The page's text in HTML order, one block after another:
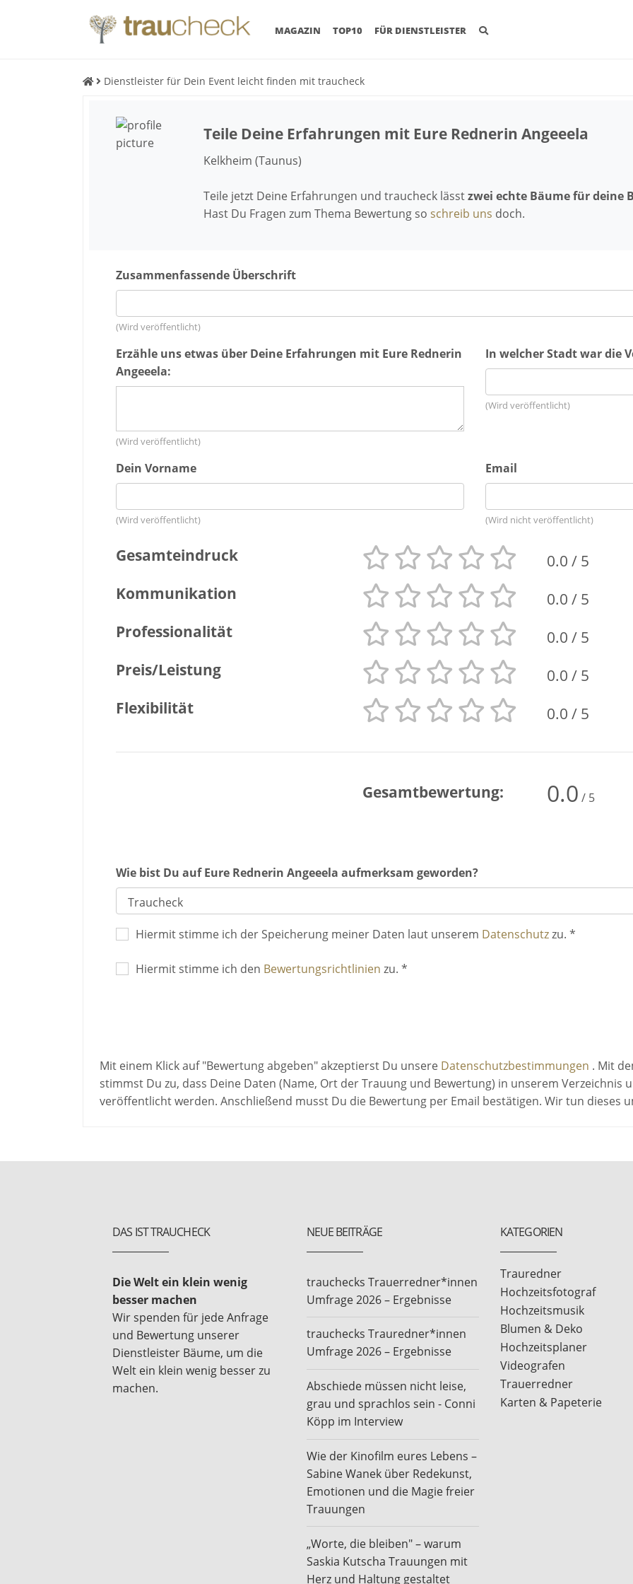
MAGAZIN (CURRENT)
TOP10 FÜR DIENSTLEISTER
Dienstleister für Dein Event leicht finden mit traucheck
Teile Deine Erfahrungen mit Eure Rednerin Angeeela
Kelkheim (Taunus)
Teile jetzt Deine Erfahrungen und traucheck lässtzwei echte Bäume für deine
Hast Du Fragen zum Thema Bewertung so schreib uns doch.
Zusammenfassende Überschrift
(Wird veröffentlicht)
Erzähle uns etwas über Deine Erfahrungen mit Eure Rednerin
Angeeela:
(Wird veröffentlicht)
In welcher Stadt war die
(Wird veröffentlicht)
Dein Vorname
(Wird veröffentlicht)
Email
(Wird nicht veröffentlicht)
Gesamteindruck 0.0 / 5
Kommunikation
0.0 / 5
Professionalität
0.0 / 5
Preis/Leistung
0.0 / 5
Flexibilität
0.0 / 5
Gesamtbewertung: 0.0 / 5
Wie bist Du auf Eure Rednerin Angeeela aufmerksam geworden?
Hiermit stimme ich der Speicherung meiner Daten laut unserem Datenschutzzu. *
Hiermit stimme ich den Bewertungsrichtlinien zu. *
Mit einem Klick auf "Bewertung abgeben" akzeptierst Du unsere Datenschutzbestimmungen . Mit
stimmst Du zu, dass Deine Daten (Name, Ort der Trauung und Bewertung) in unserem Verzeichnis
veröffentlicht werden. Anschließend musst Du die Bewertung per Email bestätigen. Wir tun dieses
DAS IST TRAUCHECK
Die Welt ein klein wenig
besser machen
Wir spenden für jede Anfrage
und Bewertung unserer
Dienstleister Bäume, um die
Welt ein klein wenig besser zu
machen.
NEUE BEITRÄGE
trauchecks Trauerredner*innen
Umfrage 2026 – Ergebnisse
trauchecks Trauredner*innen
Umfrage 2026 – Ergebnisse
Abschiede müssen nicht leise,
grau und sprachlos sein - Conni
Köpp im Interview
Wie der Kinofilm eures Lebens –
Sabine Wanek über Redekunst,
Emotionen und die Magie freier
Trauungen
„Worte, die bleiben" – warum
Saskia Kutscha Trauungen mit
Herz und Haltung gestaltet
KATEGORIEN
Trauredner
Hochzeitsfotograf
Hochzeitsmusik
Blumen & Deko
Hochzeitsplaner
Videografen
Trauerredner
Karten & Papeterie